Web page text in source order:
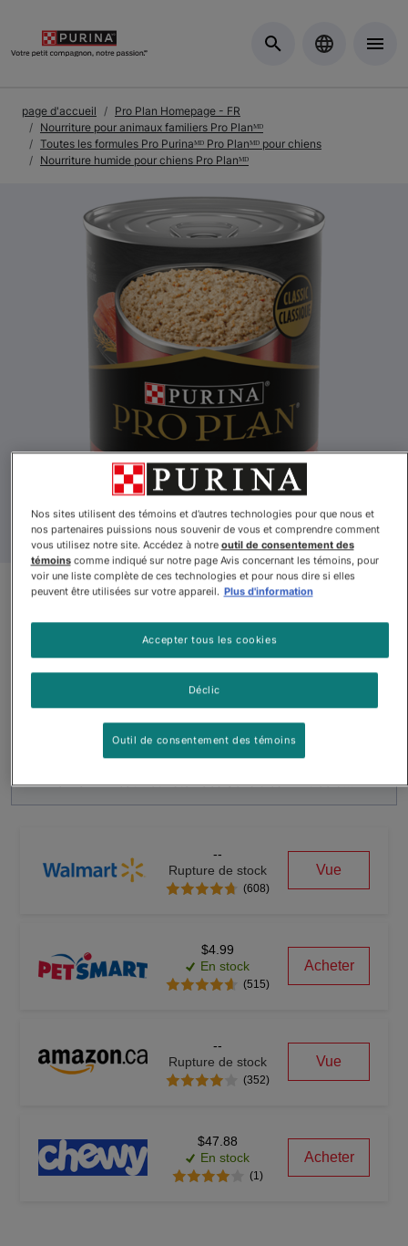
page d'accueil
Pro Plan Homepage - FR
Nourriture pour animaux familiers Pro Planᴹᴰ
Toutes les formules Pro Purinaᴹᴰ Pro Planᴹᴰ pour chiens
Nourriture humide pour chiens Pro Planᴹᴰ
Pro Planᴹᴰ Peaux et Estomacs
Sensibles--Entrée de Saumon
et Riz Classique Adulte
Nourriture pour Chiens
Purinaᴹᴰ Pro Planᴹᴰ
Pro Planᴹᴰ Peaux et Estomacs Sensibles--Entrée de
--
Rupture de stock
(608)
Vue
$4.99
En stock
(515)
Acheter
--
Rupture de stock
(352)
Vue
$47.88
En stock
(1)
Acheter
Nos sites utilisent des témoins et d’autres technologies pour que nous et
nos partenaires puissions nous souvenir de vous et comprendre comment
vous utilisez notre site. Accédez à notre outil de consentement des
témoinscomme indiqué sur notre page Avis concernant les témoins, pour
voir une liste complète de ces technologies et pour nous dire si elles
peuvent être utilisées sur votre appareil. Plus d'information
Déclic
Accepter tous les cookies
Outil de consentement des témoins